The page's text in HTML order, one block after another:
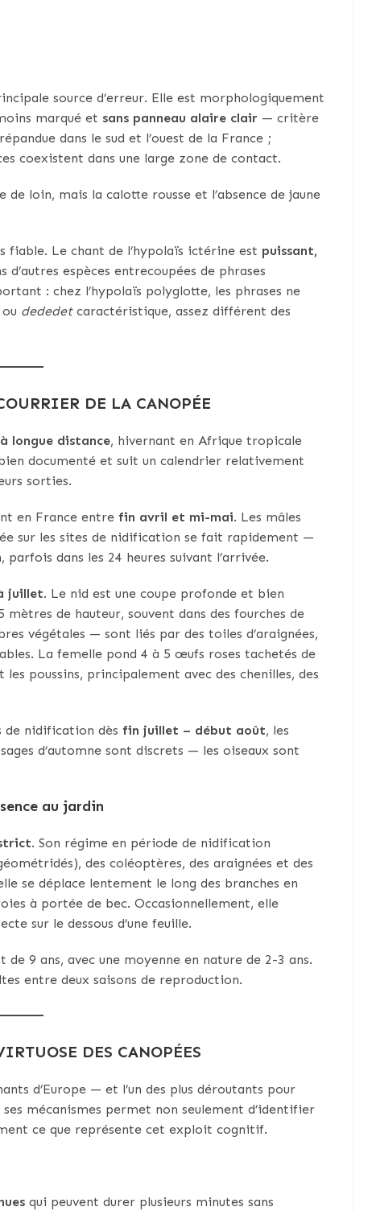
source d’erreur. Elle est morphologiquement
marqué et sans panneau alaire clair — critère
dans le sud et l’ouest de la France ;
coexistent dans une large zone de contact.
de loin, mais la calotte rousse et l’absence de jaune
fiable. Le chant de l’hypolaïs ictérine est puissant,
espèces entrecoupées de phrases
: chez l’hypolaïs polyglotte, les phrases ne
dededetcaractéristique, assez différent des
DE LA CANOPÉE
longue distance, hivernant en Afrique tropicale
documenté et suit un calendrier relativement
sorties.
en France entre fin avril et mi-mai. Les mâles
sur les sites de nidification se fait rapidement —
dans les 24 heures suivant l’arrivée.
juillet. Le nid est une coupe profonde et bien
de hauteur, souvent dans des fourches de
végétales — sont liés par des toiles d’araignées,
La femelle pond 4 à 5 œufs roses tachetés de
poussins, principalement avec des chenilles, des
de nidification dès fin juillet – début août, les
d’automne sont discrets — les oiseaux sont
au jardin
. Son régime en période de nidification
des coléoptères, des araignées et des
se déplace lentement le long des branches en
à portée de bec. Occasionnellement, elle
sur le dessous d’une feuille.
9 ans, avec une moyenne en nature de 2-3 ans.
entre deux saisons de reproduction.
DES CANOPÉES
d’Europe — et l’un des plus déroutants pour
mécanismes permet non seulement d’identifier
ce que représente cet exploit cognitif.
qui peuvent durer plusieurs minutes sans